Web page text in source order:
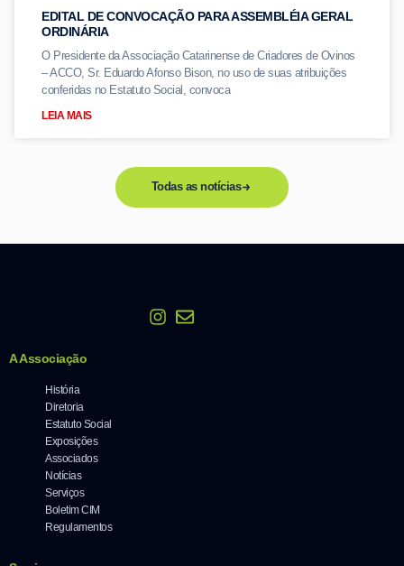
EDITAL DE CONVOCAÇÃO PARA ASSEMBLÉIA GERAL
ORDINÁRIA
O Presidente da Associação Catarinense de Criadores de Ovinos
– ACCO, Sr. Eduardo Afonso Bison, no uso de suas atribuições
conferidas no Estatuto Social, convoca
LEIA MAIS
Todas as notícias
A Associação
História
Diretoria
Estatuto Social
Exposições
Associados
Notícias
Serviços
Boletim CIM
Regulamentos